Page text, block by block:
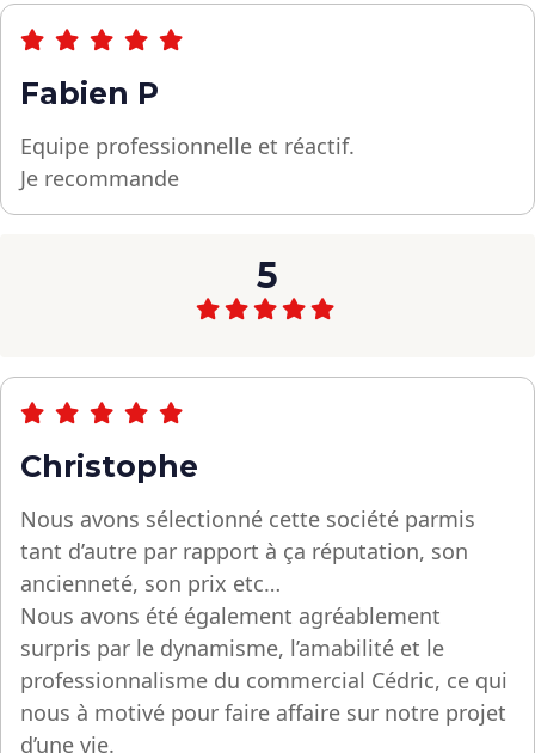
Fabien P
Equipe professionnelle et réactif.
Je recommande
5
Christophe
Nous avons sélectionné cette société parmis
tant d’autre par rapport à ça réputation, son
ancienneté, son prix etc…
Nous avons été également agréablement
surpris par le dynamisme, l’amabilité et le
professionnalisme du commercial Cédric, ce qui
nous à motivé pour faire affaire sur notre projet
d’une vie.